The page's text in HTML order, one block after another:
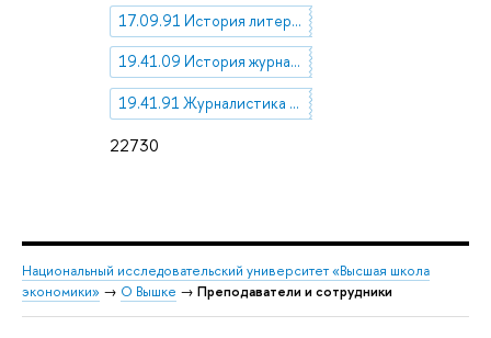
22730
17.09.91 История литературы отдельных стран и народов
19.41.09 История журналистики
19.41.91 Журналистика в отдельных странах
Национальный исследовательский университет «Высшая школа
экономики» → О Вышке → Преподаватели и сотрудники